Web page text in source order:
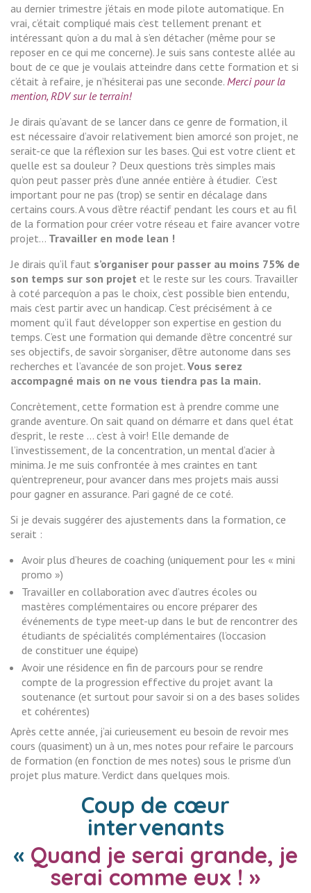
au dernier trimestre j’étais en mode pilote automatique. En
vrai, c’était compliqué mais c’est tellement prenant et
intéressant qu’on a du mal à s’en détacher (même pour se
reposer en ce qui me concerne). Je suis sans conteste allée au
bout de ce que je voulais atteindre dans cette formation et si
c’était à refaire, je n’hésiterai pas une seconde. Merci pour la
mention, RDV sur le terrain!
Je dirais qu’avant de se lancer dans ce genre de formation, il
est nécessaire d’avoir relativement bien amorcé son projet, ne
serait-ce que la réflexion sur les bases. Qui est votre client et
quelle est sa douleur ? Deux questions très simples mais
qu’on peut passer près d’une année entière à étudier. C’est
important pour ne pas (trop) se sentir en décalage dans
certains cours. A vous d’être réactif pendant les cours et au fil
de la formation pour créer votre réseau et faire avancer votre
projet… Travailler en mode lean !
Je dirais qu’il faut s’organiser pour passer au moins 75% de
son temps sur son projet et le reste sur les cours. Travailler
à coté parcequ’on a pas le choix, c’est possible bien entendu,
mais c’est partir avec un handicap. C’est précisément à ce
moment qu’il faut développer son expertise en gestion du
temps. C’est une formation qui demande d’être concentré sur
ses objectifs, de savoir s’organiser, d’être autonome dans ses
recherches et l’avancée de son projet. Vous serez
accompagné mais on ne vous tiendra pas la main.
Concrètement, cette formation est à prendre comme une
grande aventure. On sait quand on démarre et dans quel état
d’esprit, le reste … c’est à voir! Elle demande de
l’investissement, de la concentration, un mental d’acier à
minima. Je me suis confrontée à mes craintes en tant
qu’entrepreneur, pour avancer dans mes projets mais aussi
pour gagner en assurance. Pari gagné de ce coté.
Si je devais suggérer des ajustements dans la formation, ce
serait :
Avoir plus d’heures de coaching (uniquement pour les « mini
promo »)
Travailler en collaboration avec d’autres écoles ou
mastères complémentaires ou encore préparer des
événements de type meet-up dans le but de rencontrer des
étudiants de spécialités complémentaires (l’occasion
de constituer une équipe)
Avoir une résidence en fin de parcours pour se rendre
compte de la progression effective du projet avant la
soutenance (et surtout pour savoir si on a des bases solides
et cohérentes)
Après cette année, j’ai curieusement eu besoin de revoir mes
cours (quasiment) un à un, mes notes pour refaire le parcours
de formation (en fonction de mes notes) sous le prisme d’un
projet plus mature. Verdict dans quelques mois.
Coup de cœur
intervenants
« Quand je serai grande, je
serai comme eux ! »